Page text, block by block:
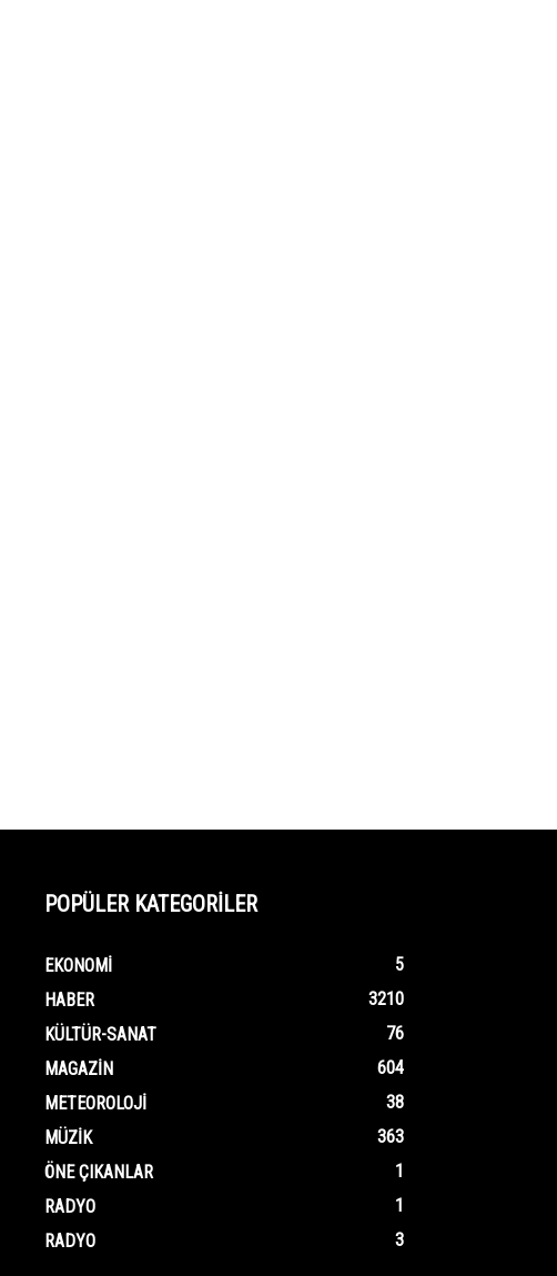
POPÜLER KATEGORİLER
EKONOMI
5
HABER
3210
KÜLTÜR-SANAT
76
MAGAZIN
604
METEOROLOJI
38
MÜZIK
363
ÖNE ÇIKANLAR
1
RADYO
1
RADYO
3